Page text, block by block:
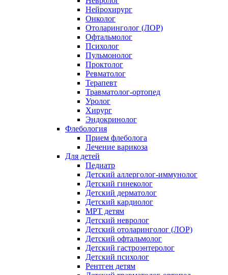
Нейрохирург
Онколог
Отоларинголог (ЛОР)
Офтальмолог
Психолог
Пульмонолог
Проктолог
Ревматолог
Терапевт
Травматолог-ортопед
Уролог
Хирург
Эндокринолог
Флебология
Прием флеболога
Лечение варикоза
Для детей
Педиатр
Детский аллерголог-иммунолог
Детский гинеколог
Детский дерматолог
Детский кардиолог
МРТ детям
Детский невролог
Детский отоларинголог (ЛОР)
Детский офтальмолог
Детский гастроэнтеролог
Детский психолог
Рентген детям